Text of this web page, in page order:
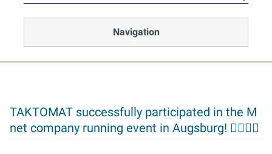
Navigation
TAKTOMAT successfully participated in the M
net company running event in Augsburg! 🏃‍♂️🏃‍♀️